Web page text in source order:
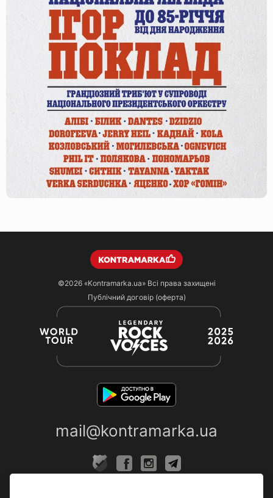
©2026 «Kontramarka.ua»Всі права захищені
Публічний договір (оферта)
mail@kontramarka.ua